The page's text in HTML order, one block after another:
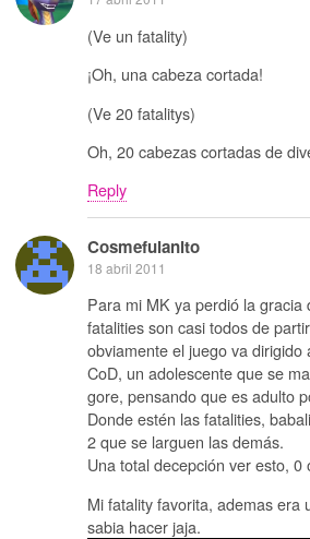
(Ve un fatality)
¡Oh, una cabeza cortada!
(Ve 20 fatalitys)
Oh, 20 cabezas cortadas de
Reply
Cosmefulanito
18 abril 2011
Para mi MK ya perdió la gracia
fatalities son casi todos de
obviamente el juego va dirigido
CoD, un adolescente que se
gore, pensando que es adulto
Donde estén las fatalities,
2 que se larguen las demás.
Una total decepción ver esto, 0
Mi fatality favorita, ademas era
sabia hacer jaja.